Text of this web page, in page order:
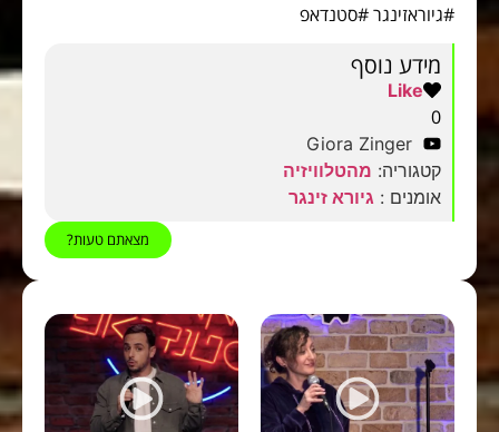
#גיוראזינגר #סטנדאפ
מידע נוסף
Like
0
Giora Zinger
קטגוריה: מהטלוויזיה
אומנים : גיורא זינגר
מצאתם טעות?